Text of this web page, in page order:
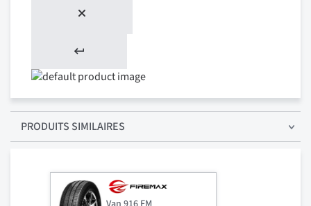
PRODUITS SIMILAIRES